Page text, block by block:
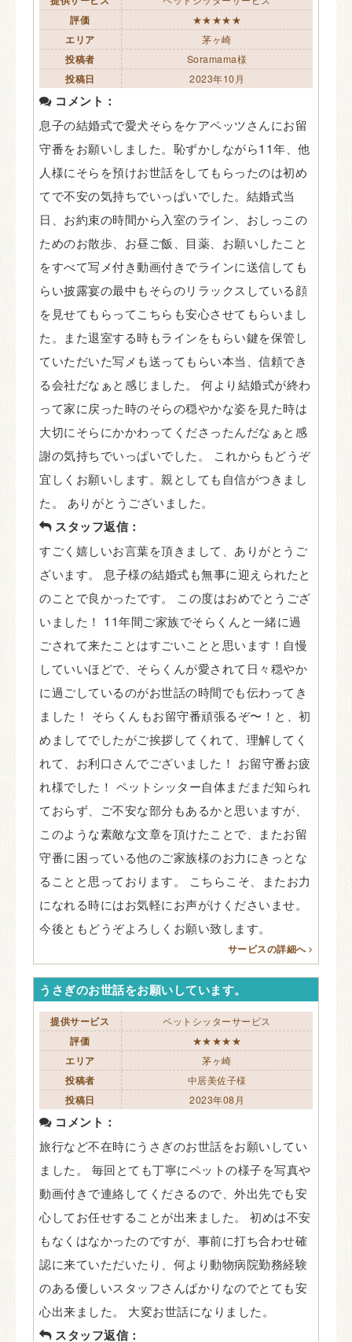
評価 ★★★★★
エリア 茅ヶ崎
投稿者 Soramama様
投稿日 2023年10月
コメント：
息子の結婚式で愛犬そらをケアペッツさんにお留
守番をお願いしました。恥ずかしながら11年、他
人様にそらを預けお世話をしてもらったのは初め
てで不安の気持ちでいっぱいでした。結婚式当
日、お約束の時間から入室のライン、おしっこの
ためのお散歩、お昼ご飯、目薬、お願いしたこと
をすべて写メ付き動画付きでラインに送信しても
らい披露宴の最中もそらのリラックスしている顔
を見せてもらってこちらも安心させてもらいまし
た。また退室する時もラインをもらい鍵を保管し
ていただいた写メも送ってもらい本当、信頼でき
る会社だなぁと感じました。 何より結婚式が終わ
って家に戻った時のそらの穏やかな姿を見た時は
大切にそらにかかわってくださったんだなぁと感
謝の気持ちでいっぱいでした。 これからもどうぞ
宜しくお願いします。親としても自信がつきまし
た。 ありがとうございました。
スタッフ返信：
すごく嬉しいお言葉を頂きまして、ありがとうご
ざいます。 息子様の結婚式も無事に迎えられたと
のことで良かったです。 この度はおめでとうござ
いました！ 11年間ご家族でそらくんと一緒に過
ごされて来たことはすごいことと思います！自慢
していいほどで、そらくんが愛されて日々穏やか
に過ごしているのがお世話の時間でも伝わってき
ました！ そらくんもお留守番頑張るぞ〜！と、初
めましてでしたがご挨拶してくれて、理解してく
れて、お利口さんでございました！ お留守番お疲
れ様でした！ ペットシッター自体まだまだ知られ
ておらず、ご不安な部分もあるかと思いますが、
このような素敵な文章を頂けたことで、またお留
守番に困っている他のご家族様のお力にきっとな
ることと思っております。 こちらこそ、またお力
になれる時にはお気軽にお声がけくださいませ。
今後ともどうぞよろしくお願い致します。
サービスの詳細へ
うさぎのお世話をお願いしています。
提供サービス ペットシッターサービス
評価 ★★★★★
エリア 茅ヶ崎
投稿者 中居美佐子様
投稿日 2023年08月
コメント：
旅行など不在時にうさぎのお世話をお願いしてい
ました。 毎回とても丁寧にペットの様子を写真や
動画付きで連絡してくださるので、外出先でも安
心してお任せすることが出来ました。 初めは不安
もなくはなかったのですが、事前に打ち合わせ確
認に来ていただいたり、何より動物病院勤務経験
のある優しいスタッフさんばかりなのでとても安
心出来ました。 大変お世話になりました。
スタッフ返信：